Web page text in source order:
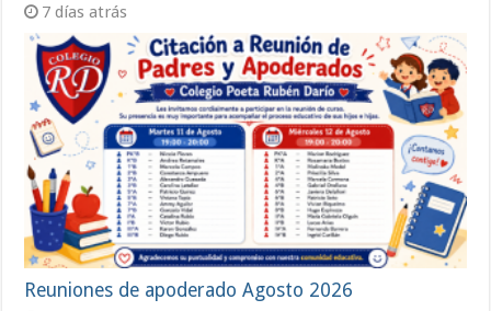
7 días atrás
Reuniones de apoderado Agosto 2026